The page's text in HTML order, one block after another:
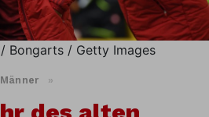
Bongarts / Getty Images
»